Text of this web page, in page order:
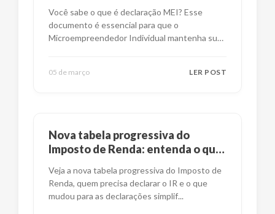
Você sabe o que é declaração MEI? Esse
documento é essencial para que o
Microempreendedor Individual mantenha suas
05 de março LER POST
Nova tabela progressiva do
Imposto de Renda: entenda o que
Veja a nova tabela progressiva do Imposto de
Renda, quem precisa declarar o IR e o que
mudou para as declarações simplif...